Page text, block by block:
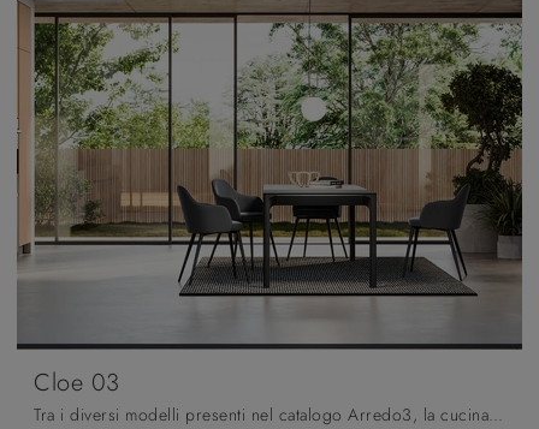
Cloe 03
Tra i diversi modelli presenti nel catalogo Arredo3, la cucina in foto rende lo spazio facilmente fruibile e danno la possibilità di vivere gli ...